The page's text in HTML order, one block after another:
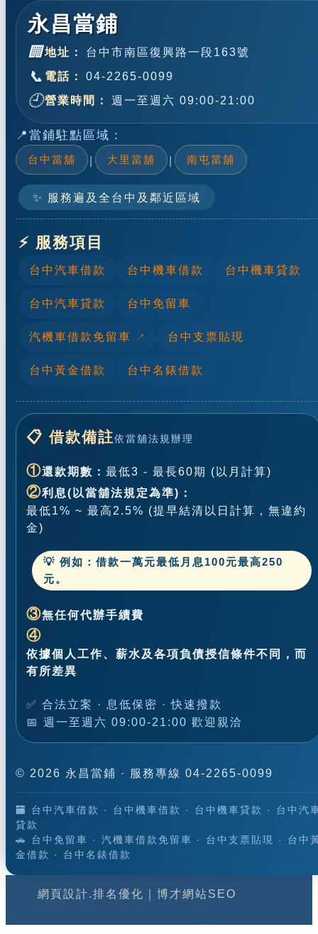
永昌當鋪
🏢地址： 台中市南區復興路一段163號
📞 電話： 04-2265-0099
🕘營業時間： 週一至週六 09:00-21:00
📍當鋪駐點區域：
台中當舖 大里當舖 南屯當舖
✨ 服務遍及全台中及鄰近區域
⚡ 服務項目
台中汽車借款 台中機車借款 台中機車貸款
台中汽車貸款 台中免留車
汽機車借款免留車 台中支票貼現
台中黃金借款 台中名錶借款
📋 借款備註依當舖法規辦理
①還款期數： 最低3 - 最長60期 (以月計算)
②利息(以當舖法規定為準)：
最低1% ~ 最高2.5% (提早結清以日計算，無違約
金)
💡 例如：借款一萬元最低月息100元最高250
元。
③無任何代辦手續費
④
依據個人工作、薪水及各項負債授信條件不同，而
有所差異
✅ 合法立案 · 息低保密 · 快速撥款
📅 週一至週六 09:00-21:00 歡迎親洽
© 2026 永昌當鋪 · 服務專線 04-2265-0099
🏧 台中汽車借款 · 台中機車借款 · 台中機車貸款 · 台中汽
貸款
🚗 台中免留車 · 汽機車借款免留車 · 台中支票貼現 · 台中
金借款 · 台中名錶借款
網頁設計.排名優化 ｜ 博才網站SEO